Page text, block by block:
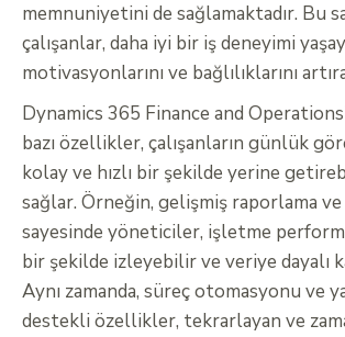
memnuniyetini de sağlamaktadır. Bu
çalışanlar, daha iyi bir iş deneyimi
motivasyonlarını ve bağlılıklarını
Dynamics 365 Finance and
bazı özellikler, çalışanların günlük
kolay ve hızlı bir şekilde yerine
sağlar. Örneğin, gelişmiş raporlama ve
sayesinde yöneticiler, işletme
bir şekilde izleyebilir ve veriye dayalı
Aynı zamanda, süreç otomasyonu ve
destekli özellikler, tekrarlayan ve